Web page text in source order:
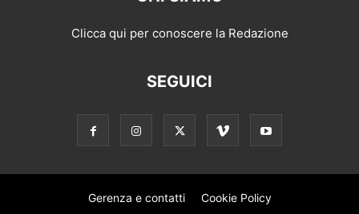
Clicca qui per conoscere la Redazione
SEGUICI
Gerenza e contatti Cookie Policy